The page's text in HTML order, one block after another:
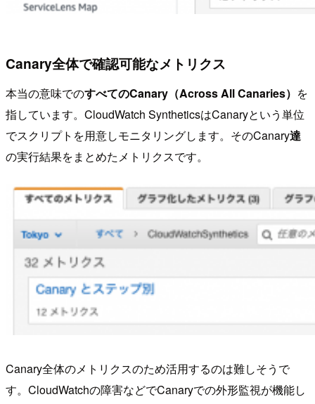
Canary全体で確認可能なメトリクス
本当の意味でのすべてのCanary（Across All Canaries） を
指しています。CloudWatch SyntheticsはCanaryという単位
でスクリプトを用意しモニタリングします。そのCanary達
の実行結果をまとめたメトリクスです。
Canary全体のメトリクスのため活用するのは難しそうで
す。CloudWatchの障害などでCanaryでの外形監視が機能し